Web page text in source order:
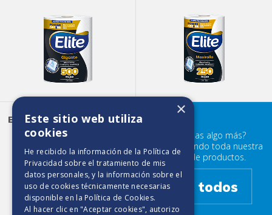
Elite Ultra Absorbente 180
HD
¿Buscabas algo más?
Prueba mirando toda nuestra
familia de productos.
Ver todos
×
Este sitio web utiliza
cookies
He recibido la información de la Política de
Privacidad sobre el tratamiento de mis
datos personales, y la información sobre el
uso de cookies técnicamente necesarias
disponible en la Política de Cookies.
Al hacer clic en "Aceptar cookies", autorizo